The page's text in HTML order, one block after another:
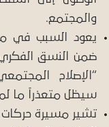
والمجتمع.
يعود السبب في
ضمن النسق الفكري
“الإصلاح
سيظل متعذراً ما
تشير مسيرة حركات